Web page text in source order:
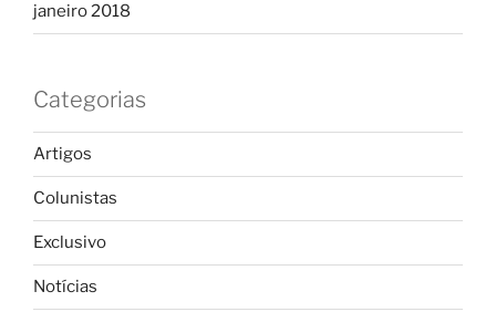
janeiro 2018
Categorias
Artigos
Colunistas
Exclusivo
Notícias